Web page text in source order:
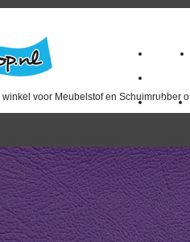
voor Meubelstof en Schuimrubber
Home
Outlet